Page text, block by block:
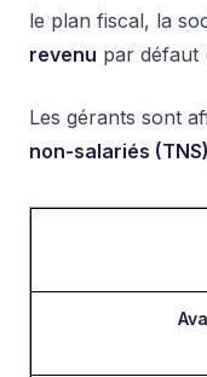
le plan fiscal, la
revenu par défaut
Les gérants sont
non-salariés (TNS)